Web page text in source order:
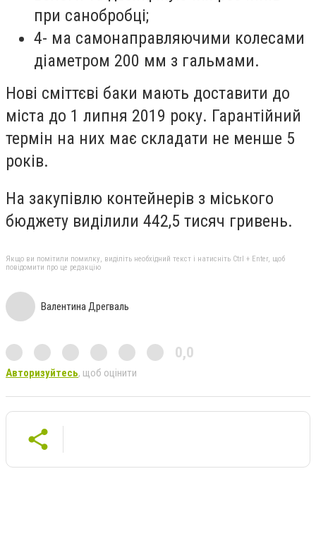
при санобробці;
4- ма самонаправляючими колесами
діаметром 200 мм з гальмами.
Нові сміттєві баки мають доставити до
міста до 1 липня 2019 року. Гарантійний
термін на них має складати не менше 5
років.
На закупівлю контейнерів з міського
бюджету виділили 442,5 тисяч гривень.
Якщо ви помітили помилку, виділіть необхідний текст і натисніть Ctrl + Enter, щоб
повідомити про це редакцію
Валентина Дрегваль
0,0
Авторизуйтесь, щоб оцінити